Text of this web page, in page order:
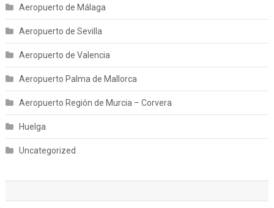
Aeropuerto de Málaga
Aeropuerto de Sevilla
Aeropuerto de Valencia
Aeropuerto Palma de Mallorca
Aeropuerto Región de Murcia – Corvera
Huelga
Uncategorized